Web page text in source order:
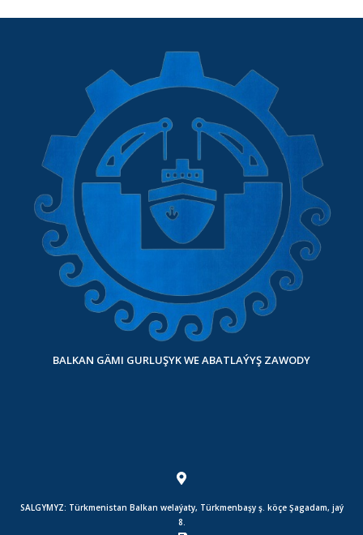
BALKAN GÄMI GURLUŞYK WE ABATLAÝYŞ ZAWODY
SALGYMYZ: Türkmenistan Balkan welaýaty, Türkmenbaşy ş. köçe Şagadam, jaý
8.